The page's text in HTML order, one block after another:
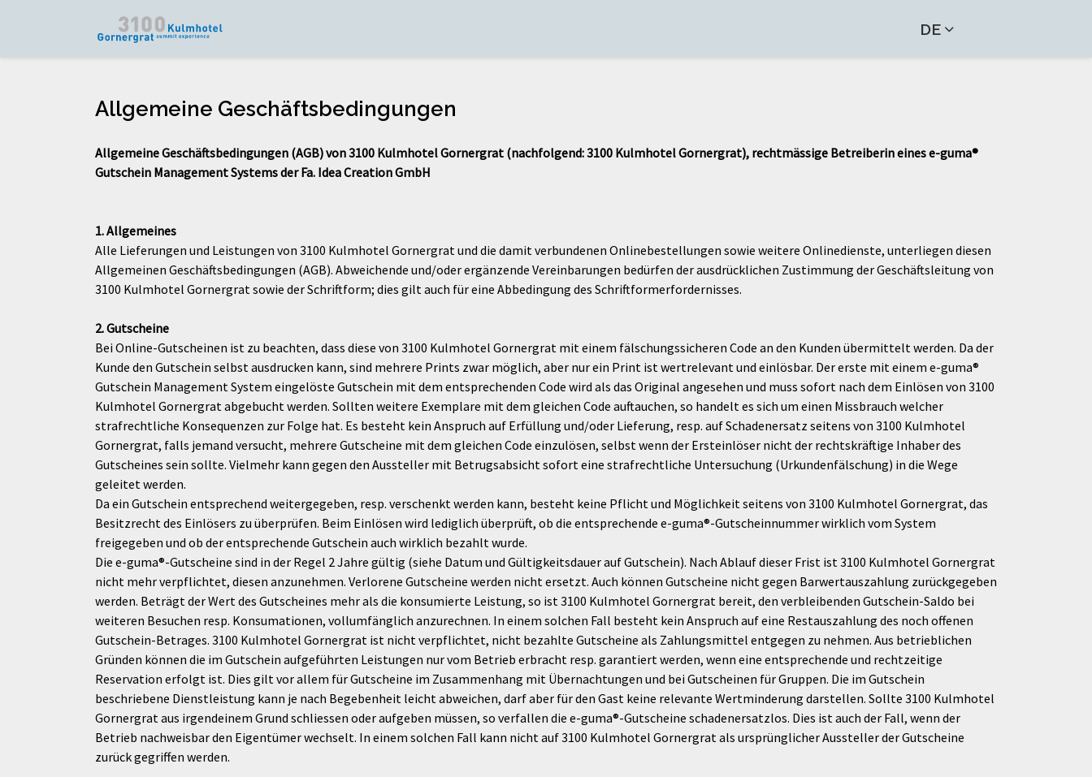
DE
Allgemeine Geschäftsbedingungen
Allgemeine Geschäftsbedingungen (AGB) von 3100 Kulmhotel Gornergrat (nachfolgend: 3100 Kulmhotel Gornergrat), rechtmässige Betreiberin eines e-guma®
Gutschein Management Systems der Fa. Idea Creation GmbH
1. Allgemeines
Alle Lieferungen und Leistungen von 3100 Kulmhotel Gornergrat und die damit verbundenen Onlinebestellungen sowie weitere Onlinedienste, unterliegen diesen
Allgemeinen Geschäftsbedingungen (AGB). Abweichende und/oder ergänzende Vereinbarungen bedürfen der ausdrücklichen Zustimmung der Geschäftsleitung von
3100 Kulmhotel Gornergrat sowie der Schriftform; dies gilt auch für eine Abbedingung des Schriftformerfordernisses.
2. Gutscheine
Bei Online-Gutscheinen ist zu beachten, dass diese von 3100 Kulmhotel Gornergrat mit einem fälschungssicheren Code an den Kunden übermittelt werden. Da der
Kunde den Gutschein selbst ausdrucken kann, sind mehrere Prints zwar möglich, aber nur ein Print ist wertrelevant und einlösbar. Der erste mit einem e-guma®
Gutschein Management System eingelöste Gutschein mit dem entsprechenden Code wird als das Original angesehen und muss sofort nach dem Einlösen von 3100
Kulmhotel Gornergrat abgebucht werden. Sollten weitere Exemplare mit dem gleichen Code auftauchen, so handelt es sich um einen Missbrauch welcher
strafrechtliche Konsequenzen zur Folge hat. Es besteht kein Anspruch auf Erfüllung und/oder Lieferung, resp. auf Schadenersatz seitens von 3100 Kulmhotel
Gornergrat, falls jemand versucht, mehrere Gutscheine mit dem gleichen Code einzulösen, selbst wenn der Ersteinlöser nicht der rechtskräftige Inhaber des
Gutscheines sein sollte. Vielmehr kann gegen den Aussteller mit Betrugsabsicht sofort eine strafrechtliche Untersuchung (Urkundenfälschung) in die Wege
geleitet werden.
Da ein Gutschein entsprechend weitergegeben, resp. verschenkt werden kann, besteht keine Pflicht und Möglichkeit seitens von 3100 Kulmhotel Gornergrat, das
Besitzrecht des Einlösers zu überprüfen. Beim Einlösen wird lediglich überprüft, ob die entsprechende e-guma®-Gutscheinnummer wirklich vom System
freigegeben und ob der entsprechende Gutschein auch wirklich bezahlt wurde.
Die e-guma®-Gutscheine sind in der Regel 2 Jahre gültig (siehe Datum und Gültigkeitsdauer auf Gutschein). Nach Ablauf dieser Frist ist 3100 Kulmhotel Gornergrat
nicht mehr verpflichtet, diesen anzunehmen. Verlorene Gutscheine werden nicht ersetzt. Auch können Gutscheine nicht gegen Barwertauszahlung zurückgegeben
werden. Beträgt der Wert des Gutscheines mehr als die konsumierte Leistung, so ist 3100 Kulmhotel Gornergrat bereit, den verbleibenden Gutschein-Saldo bei
weiteren Besuchen resp. Konsumationen, vollumfänglich anzurechnen. In einem solchen Fall besteht kein Anspruch auf eine Restauszahlung des noch offenen
Gutschein-Betrages. 3100 Kulmhotel Gornergrat ist nicht verpflichtet, nicht bezahlte Gutscheine als Zahlungsmittel entgegen zu nehmen. Aus betrieblichen
Gründen können die im Gutschein aufgeführten Leistungen nur vom Betrieb erbracht resp. garantiert werden, wenn eine entsprechende und rechtzeitige
Reservation erfolgt ist. Dies gilt vor allem für Gutscheine im Zusammenhang mit Übernachtungen und bei Gutscheinen für Gruppen. Die im Gutschein
beschriebene Dienstleistung kann je nach Begebenheit leicht abweichen, darf aber für den Gast keine relevante Wertminderung darstellen. Sollte 3100 Kulmhotel
Gornergrat aus irgendeinem Grund schliessen oder aufgeben müssen, so verfallen die e-guma®-Gutscheine schadenersatzlos. Dies ist auch der Fall, wenn der
Betrieb nachweisbar den Eigentümer wechselt. In einem solchen Fall kann nicht auf 3100 Kulmhotel Gornergrat als ursprünglicher Aussteller der Gutscheine
zurück gegriffen werden.